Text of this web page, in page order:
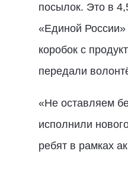
посылок. Это в
«Единой России»
коробок с
передали
«Не оставляем
исполнили
ребят в рамках